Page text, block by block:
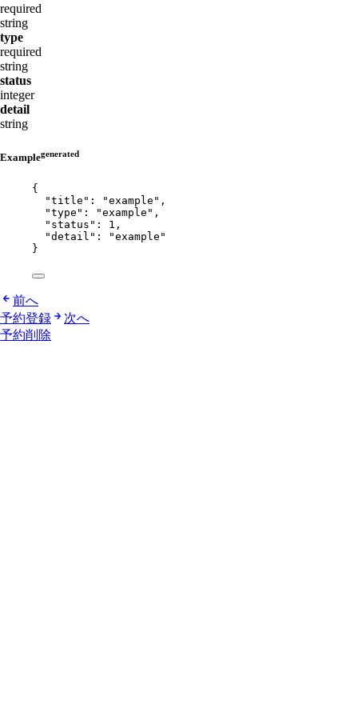
required
string
type
required
string
status
integer
detail
string
Examplegenerated
{
"title" : "example " ,
"type" : "example " ,
"status" : 1 ,
"detail" : "example "
}
前へ
予約登録
次へ
予約削除